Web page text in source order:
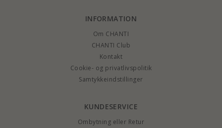
INFORMATION
Om CHANTI
CHANTI Club
Kontakt
Cookie- og privatlivspolitik
Samtykkeindstillinger
KUNDESERVICE
Ombytning eller Retur